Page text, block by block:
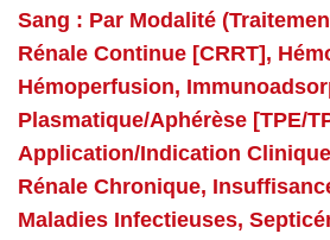
Sang : Par Modalité
Rénale Continue [CRRT],
Hémoperfusion,
Plasmatique/aphérèse [TPE/
Application/indication
Rénale Chronique,
Maladies Infectieuses,